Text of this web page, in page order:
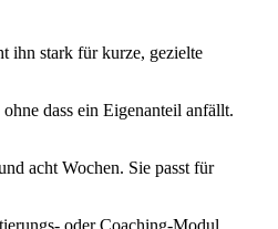
ihn stark für kurze, gezielte
dass ein Eigenanteil anfällt.
acht Wochen. Sie passt für
oder Coaching-Modul